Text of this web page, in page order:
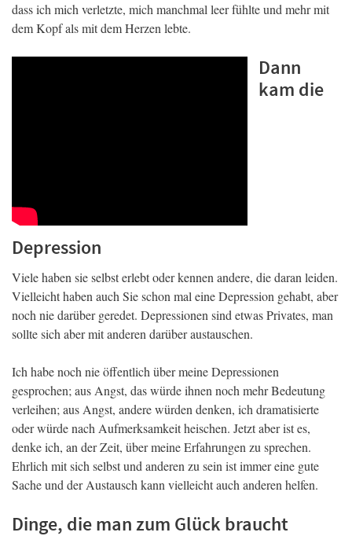
dass ich mich verletzte, mich manchmal leer fühlte und mehr mit
dem Kopf als mit dem Herzen lebte.
Dann
kam die
Depression
Viele haben sie selbst erlebt oder kennen andere, die daran leiden.
Vielleicht haben auch Sie schon mal eine Depression gehabt, aber
noch nie darüber geredet. Depressionen sind etwas Privates, man
sollte sich aber mit anderen darüber austauschen.
Ich habe noch nie öffentlich über meine Depressionen
gesprochen; aus Angst, das würde ihnen noch mehr Bedeutung
verleihen; aus Angst, andere würden denken, ich dramatisierte
oder würde nach Aufmerksamkeit heischen. Jetzt aber ist es,
denke ich, an der Zeit, über meine Erfahrungen zu sprechen.
Ehrlich mit sich selbst und anderen zu sein ist immer eine gute
Sache und der Austausch kann vielleicht auch anderen helfen.
Dinge, die man zum Glück braucht